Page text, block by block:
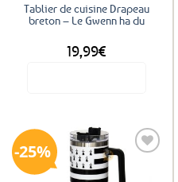
Tablier de cuisine Drapeau
breton – Le Gwenn ha du
19,99€
25%